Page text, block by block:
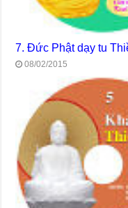
7. Đức Phật dạy tu
08/02/2015